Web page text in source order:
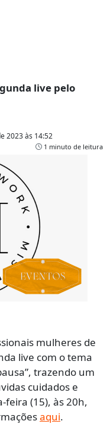
live pelo
2023 às 14:52
1 minuto de leitura
mulheres de
live com o tema
trazendo um
cuidados e
(15), às 20h,
aqui.